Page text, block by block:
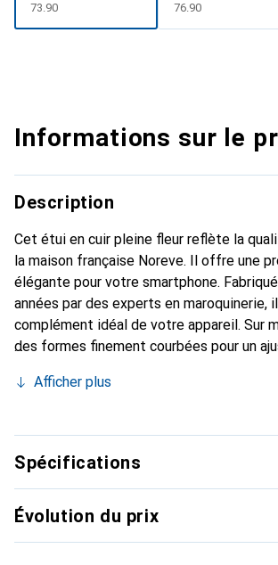
CHF
73.90 CHF
76.90
Informations sur le
Description
Cet étui en cuir pleine fleur reflète la
la maison française Noreve. Il offre une
élégante pour votre smartphone.
années par des experts en maroquinerie,
complément idéal de votre appareil. Sur
des formes finement courbées pour un
smartphone. La marque Noreve est
constitue toujours un bon choix pour le
Afficher plus
Spécifications
Évolution du prix